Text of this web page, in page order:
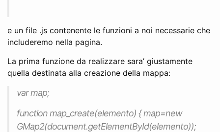
e un file .js contenente le funzioni a noi necessarie che
includeremo nella pagina.
La prima funzione da realizzare sara’ giustamente
quella destinata alla creazione della mappa:
var map;
function map_create(elemento) { map=new
GMap2(document.getElementById(elemento));